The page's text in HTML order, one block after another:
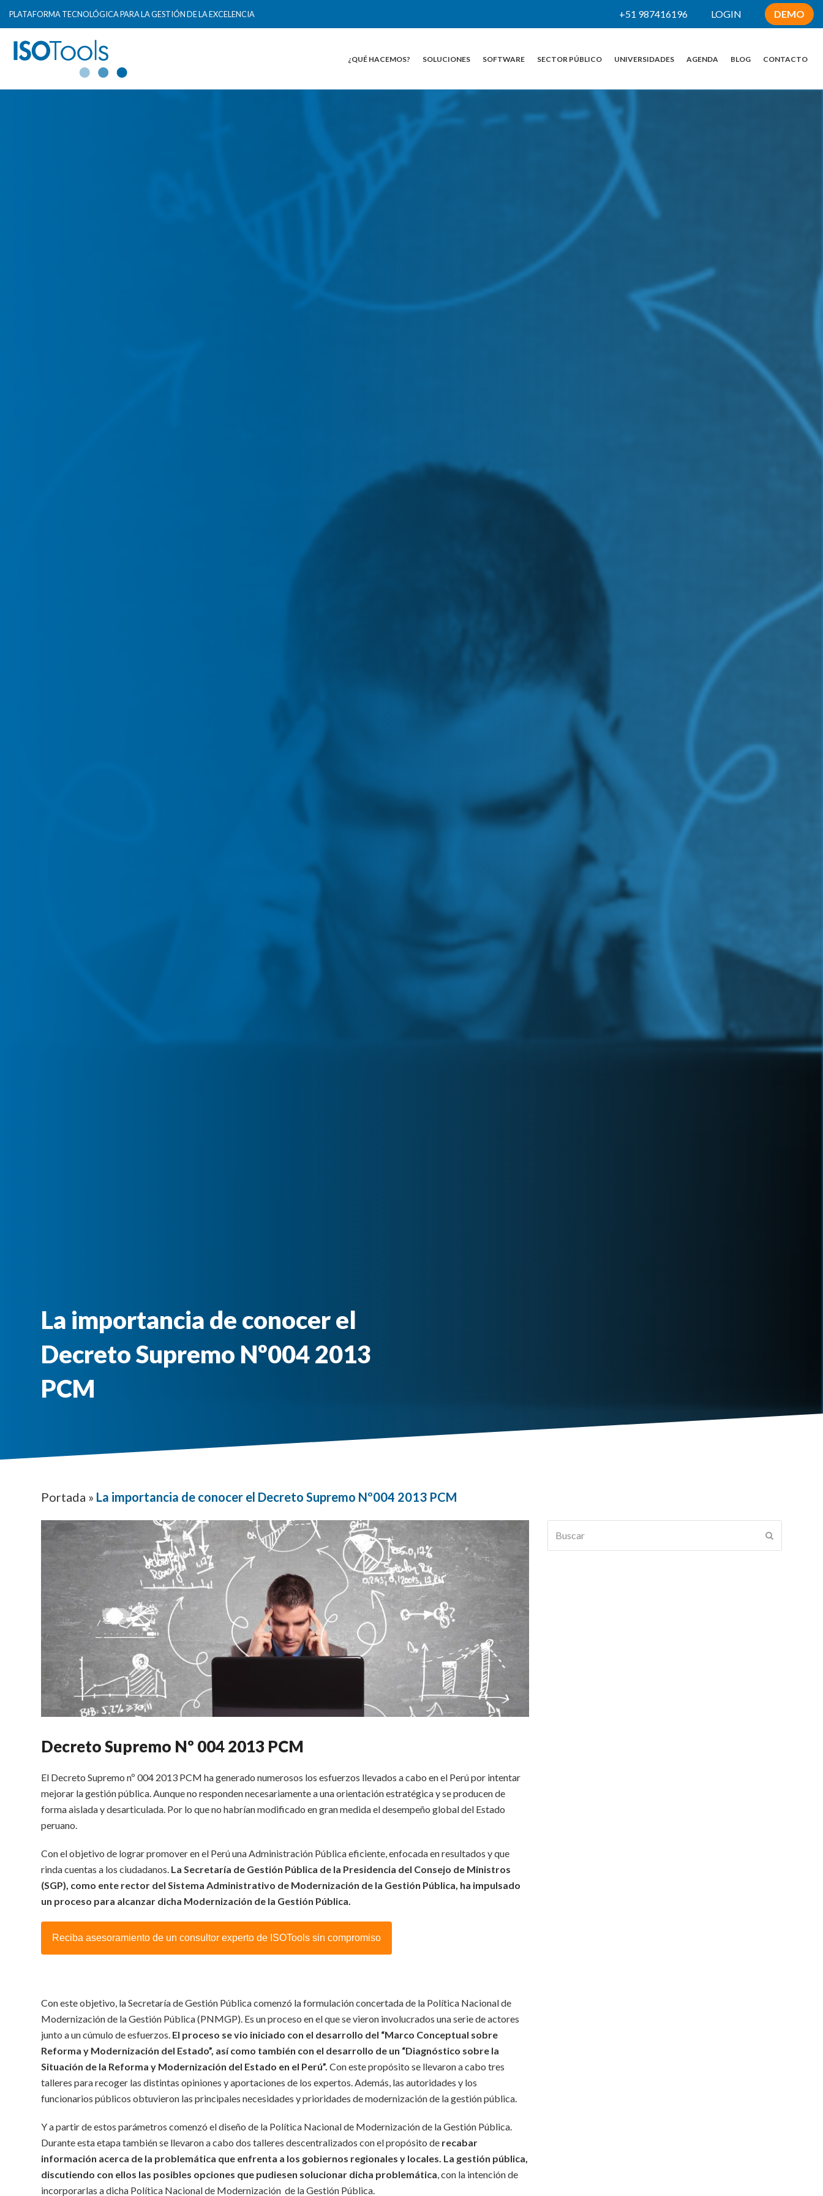
PLATAFORMA TECNOLÓGICA PARA LA GESTIÓN DE LA EXCELENCIA +51 987416196 LOGIN DEMO
¿QUÉ HACEMOS? SOLUCIONES SOFTWARE SECTOR PÚBLICO UNIVERSIDADES AGENDA BLOG CONTACTO
La importancia de conocer el
Decreto Supremo Nº004 2013
PCM
Portada » La importancia de conocer el Decreto Supremo Nº004 2013 PCM
Decreto Supremo Nº 004 2013 PCM
El Decreto Supremo nº 004 2013 PCM ha generado numerosos los esfuerzos llevados a cabo en el Perú por intentar
mejorar la gestión pública. Aunque no responden necesariamente a una orientación estratégica y se producen de
forma aislada y desarticulada. Por lo que no habrían modificado en gran medida el desempeño global del Estado
peruano.
Con el objetivo de lograr promover en el Perú una Administración Pública eficiente, enfocada en resultados y que
rinda cuentas a los ciudadanos. La Secretaría de Gestión Pública de la Presidencia del Consejo de Ministros
(SGP), como ente rector del Sistema Administrativo de Modernización de la Gestión Pública, ha impulsado
un proceso para alcanzar dicha Modernización de la Gestión Pública.
Reciba asesoramiento de un consultor experto de ISOTools sin compromiso
Con este objetivo, la Secretaría de Gestión Pública comenzó la formulación concertada de la Política Nacional de
Modernización de la Gestión Pública (PNMGP). Es un proceso en el que se vieron involucrados una serie de actores
junto a un cúmulo de esfuerzos. El proceso se vio iniciado con el desarrollo del “Marco Conceptual sobre
Reforma y Modernización del Estado”, así como también con el desarrollo de un “Diagnóstico sobre la
Situación de la Reforma y Modernización del Estado en el Perú”. Con este propósito se llevaron a cabo tres
talleres para recoger las distintas opiniones y aportaciones de los expertos. Además, las autoridades y los
funcionarios públicos obtuvieron las principales necesidades y prioridades de modernización de la gestión pública.
Y a partir de estos parámetros comenzó el diseño de la Política Nacional de Modernización de la Gestión Pública.
Durante esta etapa también se llevaron a cabo dos talleres descentralizados con el propósito de recabar
información acerca de la problemática que enfrenta a los gobiernos regionales y locales. La gestión pública,
discutiendo con ellos las posibles opciones que pudiesen solucionar dicha problemática, con la intención de
incorporarlas a dicha Política Nacional de Modernización de la Gestión Pública.